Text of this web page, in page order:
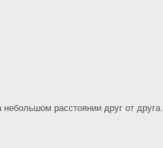
расстоянии друг от друга.